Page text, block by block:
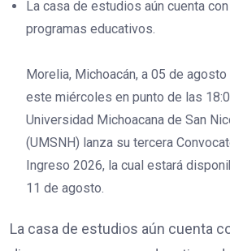
La casa de estudios aún cuenta
programas educativos.
Morelia, Michoacán, a 05 de
este miércoles en punto de las
Universidad Michoacana de San
(UMSNH) lanza su tercera
Ingreso 2026, la cual estará
11 de agosto.
La casa de estudios aún cuenta